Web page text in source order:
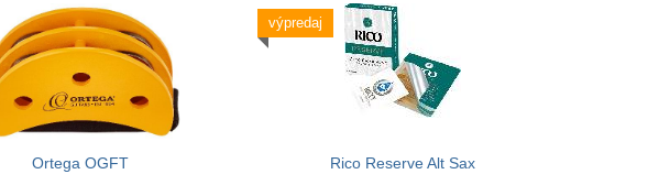
Ortega OGFT
výpredaj
Rico Reserve Alt Sax